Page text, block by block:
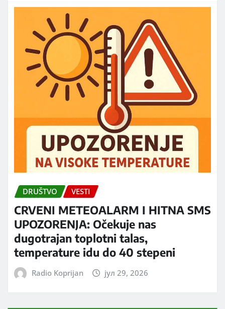
DRUŠTVO VESTI
CRVENI METEOALARM I HITNA SMS
UPOZORENJA: Očekuje nas
dugotrajan toplotni talas,
temperature idu do 40 stepeni
Radio Koprijan јул 29, 2026